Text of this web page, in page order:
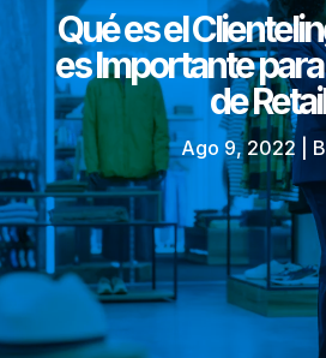
Qué es el
es Importante
de Retail
Ago 9, 2022